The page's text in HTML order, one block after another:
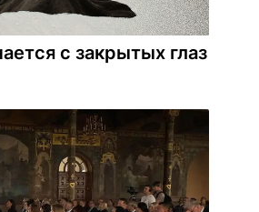
с закрытых глаз